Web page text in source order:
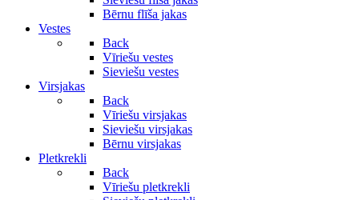
Bērnu flīša jakas
Vestes
Back
Vīriešu vestes
Sieviešu vestes
Virsjakas
Back
Vīriešu virsjakas
Sieviešu virsjakas
Bērnu virsjakas
Pletkrekli
Back
Vīriešu pletkrekli